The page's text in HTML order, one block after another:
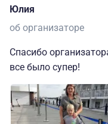
Юлия
об организаторе
Спасибо
все было супер!